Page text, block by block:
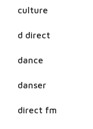
culture
d direct
dance
danser
direct fm